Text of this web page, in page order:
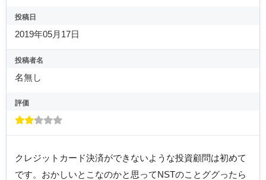
投稿日
2019年05月17日
投稿者名
名無し
評価
クレジットカード決済ができないような投資顧問は初めて
です。おかしいとこなのかと思ってNSTのことググったら